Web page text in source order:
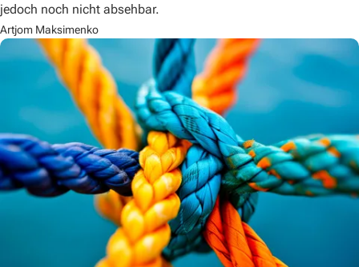
jedoch noch nicht absehbar.
Artjom Maksimenko